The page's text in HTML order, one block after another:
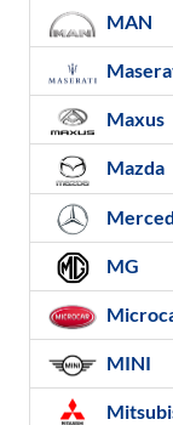
MAN
Maxus
Mazda
MG
MINI